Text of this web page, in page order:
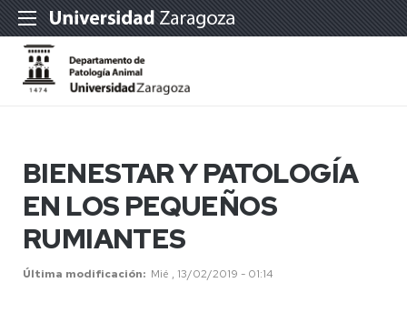
BIENESTAR Y PATOLOGÍA
EN LOS PEQUEÑOS
RUMIANTES
Última modificación Mié , 13/02/2019 - 01:14